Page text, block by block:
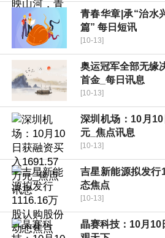
青春华章|承“治水
篇” 每日短讯
[10-13]
奥运冠军全部无缘
首金_每日讯息
[10-13]
深圳机场：10月
元_焦点讯息
[10-13]
吉星新能源拟发行
态焦点
[10-13]
晶赛科技：10月10